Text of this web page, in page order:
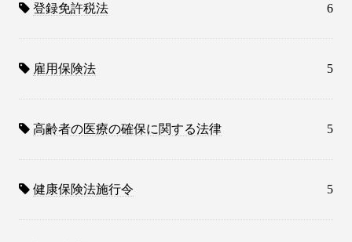
登録免許税法 6
雇用保険法 5
高齢者の医療の確保に関する法律 5
健康保険法施行令 5